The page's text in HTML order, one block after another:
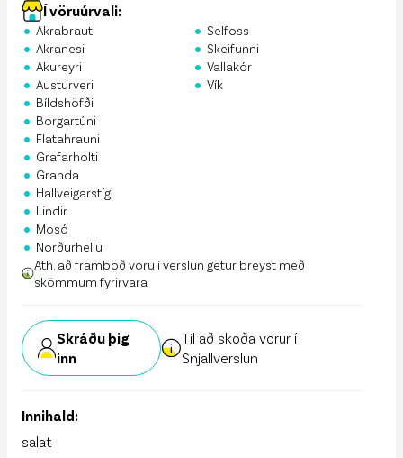
Í vöruúrvali:
• Akrabraut
• Akranesi
• Akureyri
• Austurveri
• Bíldshöfði
• Borgartúni
• Flatahrauni
• Grafarholti
• Granda
• Hallveigarstíg
• Lindir
• Mosó
• Norðurhellu
• Selfoss
• Skeifunni
• Vallakór
• Vík
Ath. að framboð vöru í verslun getur breyst með
skömmum fyrirvara
Skráðu þig
inn
Til að skoða vörur í
Snjallverslun
Innihald:
salat